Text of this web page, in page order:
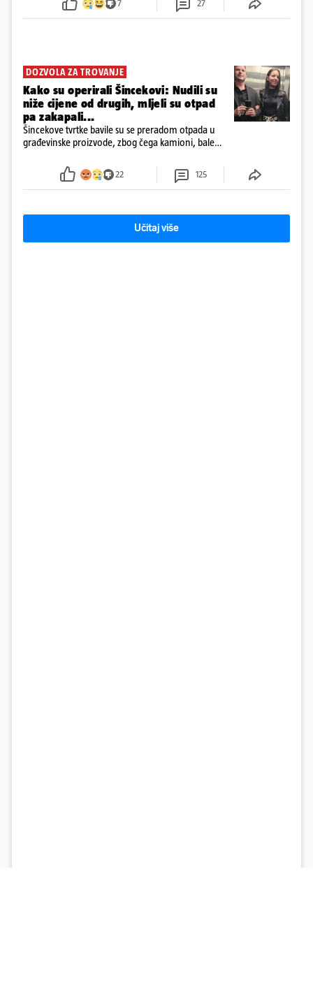
7 27
DOZVOLA ZA TROVANJE
Kako su operirali Šincekovi: Nudili su
niže cijene od drugih, mljeli su otpad
pa zakapali...
Šincekove tvrtke bavile su se preradom otpada u
građevinske proizvode, zbog čega kamioni, bale
22 125
Učitaj više